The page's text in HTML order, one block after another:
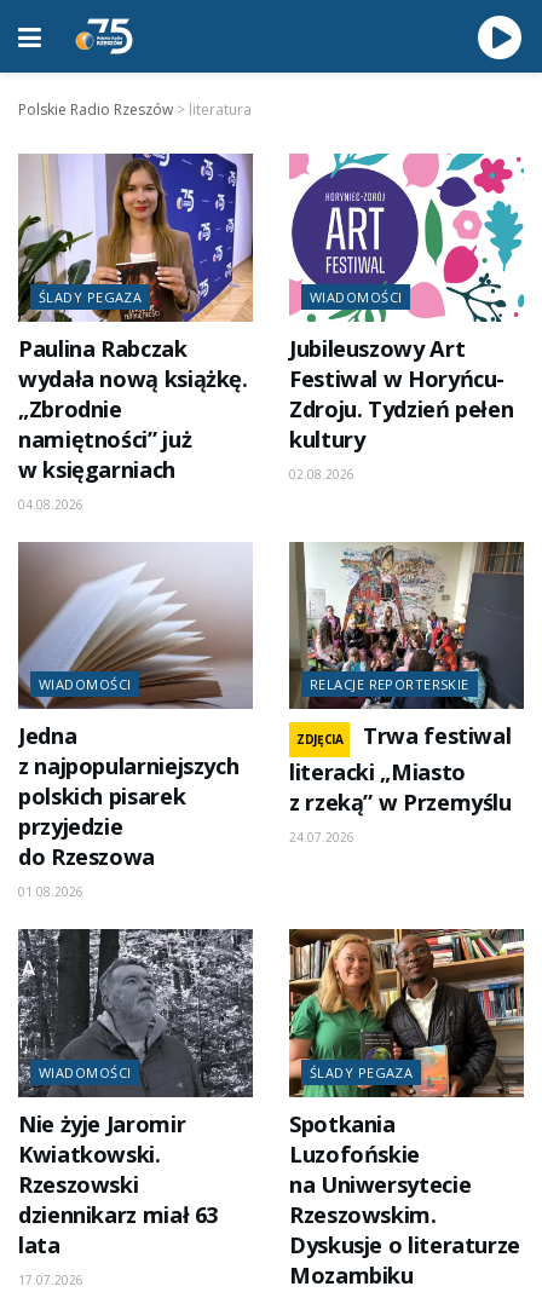
Polskie Radio Rzeszów > literatura
ŚLADY PEGAZA
Paulina Rabczak
wydała nową książkę.
„Zbrodnie
namiętności” już
w księgarniach
04.08.2026
WIADOMOŚCI
Jubileuszowy Art
Festiwal w Horyńcu-
Zdroju. Tydzień pełen
kultury
02.08.2026
WIADOMOŚCI
Jedna
z najpopularniejszych
polskich pisarek
przyjedzie
do Rzeszowa
01.08.2026
RELACJE REPORTERSKIE
ZDJĘCIA
Trwa festiwal
literacki „Miasto
z rzeką” w Przemyślu
24.07.2026
WIADOMOŚCI
Nie żyje Jaromir
Kwiatkowski.
Rzeszowski
dziennikarz miał 63
lata
17.07.2026
ŚLADY PEGAZA
Spotkania
Luzofońskie
na Uniwersytecie
Rzeszowskim.
Dyskusje o literaturze
Mozambiku